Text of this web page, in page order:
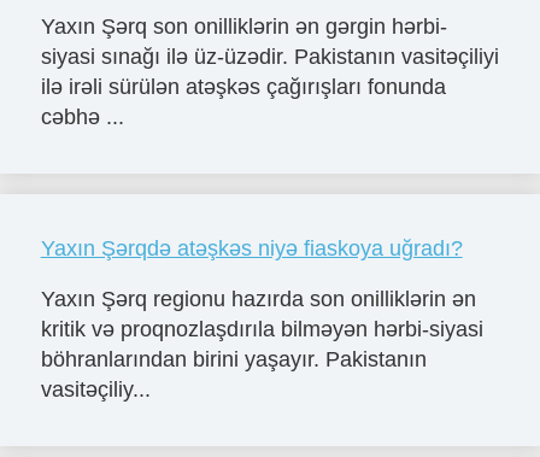
Yaxın Şərq son onilliklərin ən gərgin hərbi-
siyasi sınağı ilə üz-üzədir. Pakistanın vasitəçiliyi
ilə irəli sürülən atəşkəs çağırışları fonunda
cəbhə ...
Yaxın Şərqdə atəşkəs niyə fiaskoya uğradı?
Yaxın Şərq regionu hazırda son onilliklərin ən
kritik və proqnozlaşdırıla bilməyən hərbi-siyasi
böhranlarından birini yaşayır. Pakistanın
vasitəçiliy...